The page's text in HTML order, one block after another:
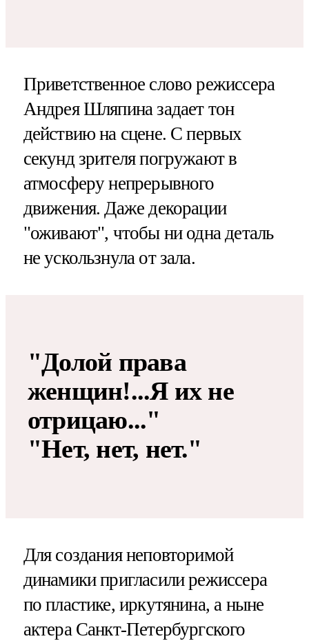
Приветственное слово режиссера
Андрея Шляпина задает тон
действию на сцене. С первых
секунд зрителя погружают в
атмосферу непрерывного
движения. Даже декорации
"оживают", чтобы ни одна деталь
не ускользнула от зала.
"Долой права
женщин!...Я их не
отрицаю..."
"Нет, нет, нет."
Для создания неповторимой
динамики пригласили режиссера
по пластике, иркутянина, а ныне
актера Санкт-Петербургского